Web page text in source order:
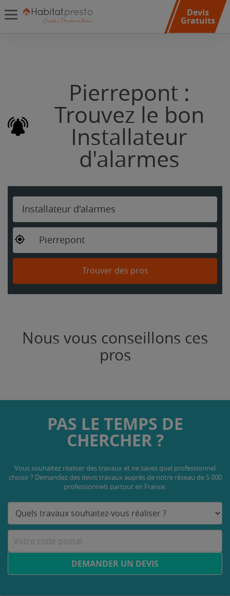
Devis
Gratuits
Pierrepont :
Trouvez le bon
Installateur
d'alarmes
Installateur d'alarmes
Pierrepont
Trouver des pros
Nous vous conseillons ces
pros
PAS LE TEMPS DE
CHERCHER ?
Vous souhaitez réaliser des travaux et ne savez quel professionnel
choisir ? Demandez des devis travaux auprès de notre réseau de 5 000
professionnels partout en France.
DEMANDER UN DEVIS